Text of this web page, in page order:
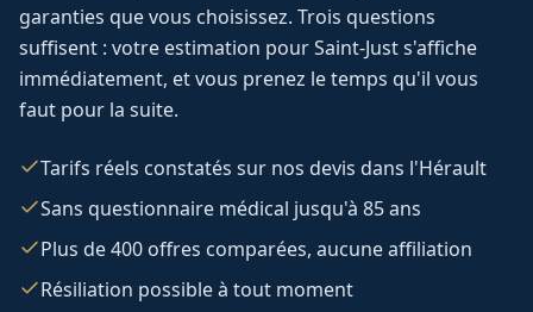
garanties que vous choisissez. Trois questions
suffisent : votre estimation pourSaint-Justs'affiche
immédiatement, et vous prenez le temps qu'il vous
faut pour la suite.
Tarifs réels constatés sur nos devis dans l'Hérault
Sans questionnaire médical jusqu'à 85 ans
Plus de 400 offres comparées, aucune affiliation
Résiliation possible à tout moment